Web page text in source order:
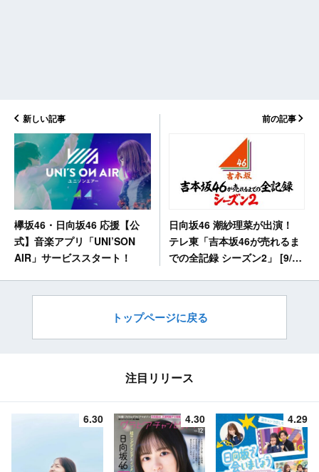
新しい記事
欅坂46・日向坂46 応援【公
式】音楽アプリ「UNI’SON
AIR」サービススタート！
前の記事
日向坂46 潮紗理菜が出演！
テレ東「吉本坂46が売れるま
での全記録 シーズン2」 [9/24
トップページに戻る
注目リリース
6.30 4.30 4.29